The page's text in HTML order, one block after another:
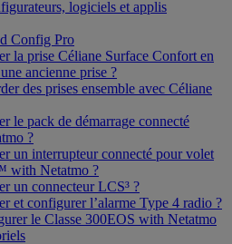
logiciels et applis
Config Pro
la prise Céliane Surface Confort en
ancienne prise ?
des prises ensemble avec Céliane
le pack de démarrage connecté
?
un interrupteur connecté pour volet
with Netatmo ?
un connecteur LCS³ ?
et configurer l’alarme Type 4 radio ?
le Classe 300EOS with Netatmo